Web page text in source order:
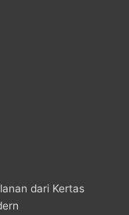
dari Kertas